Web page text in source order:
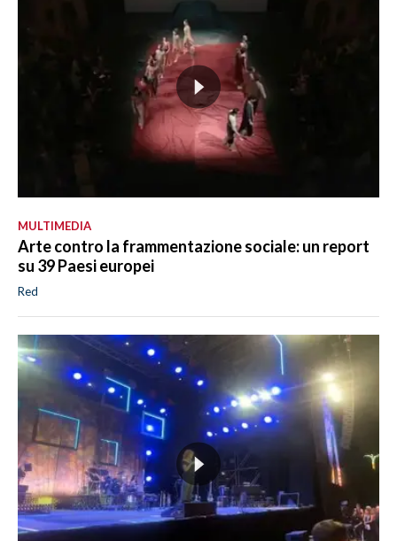
MULTIMEDIA
Arte contro la frammentazione sociale: un report
su 39 Paesi europei
Red